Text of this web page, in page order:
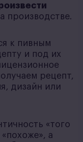
производстве.
к пивным
и под их
рецепт,
дизайн или
«того
а